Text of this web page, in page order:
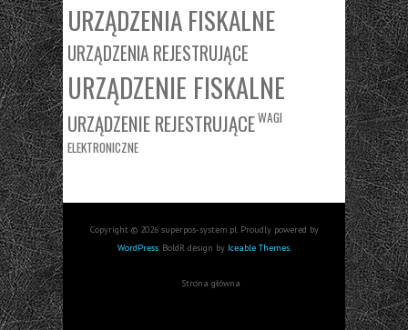
URZĄDZENIA FISKALNE
URZĄDZENIA REJESTRUJĄCE
URZĄDZENIE FISKALNE
URZĄDZENIE REJESTRUJĄCEWAGI
ELEKTRONICZNE
Copyright © 2026 superpos-system.pl. Proudly powered by
WordPress. BoldR design by Iceable Themes.
Strona główna